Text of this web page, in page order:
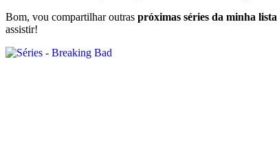
Bom, vou compartilhar outras próximas séries da minha lista
assistir!